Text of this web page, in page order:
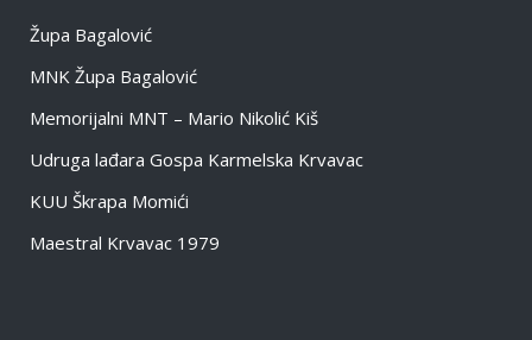
Župa Bagalović
MNK Župa Bagalović
Memorijalni MNT – Mario Nikolić Kiš
Udruga lađara Gospa Karmelska Krvavac
KUU Škrapa Momići
Maestral Krvavac 1979